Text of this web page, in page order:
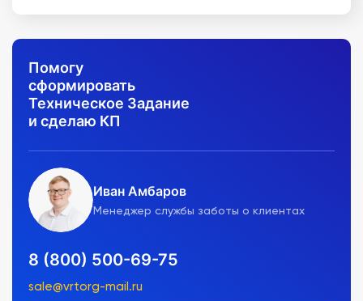
Помогу
сформировать
Техническое Задание
и сделаю КП
Иван Амбаров
Менеджер службы заботы о клиентах
8 (800) 500-69-75
sale@vrtorg-mail.ru